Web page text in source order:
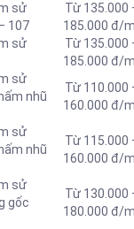
sử
107
Từ 135.000
185.000 đ/
sử
Từ 135.000
185.000 đ/
sử
nhũ
Từ 110.000
160.000 đ/
sử
nhũ
Từ 115.000
160.000 đ/
sử
gốc
Từ 130.000
180.000 đ/